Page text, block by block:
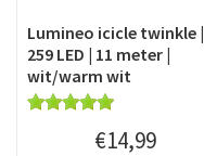
Lumineo icicle twinkle |
259 LED | 11 meter |
wit/warm wit
€14,99